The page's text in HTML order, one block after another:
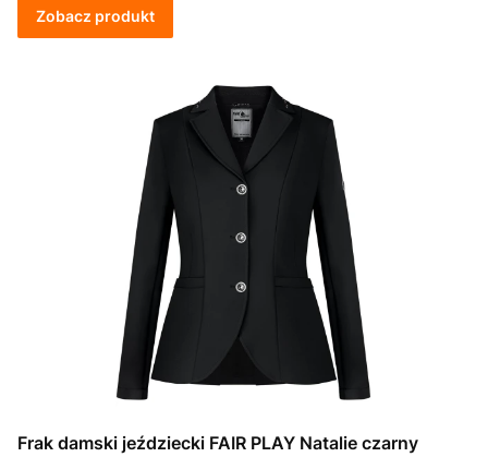
Zobacz produkt
Frak damski jeździecki FAIR PLAY Natalie czarny